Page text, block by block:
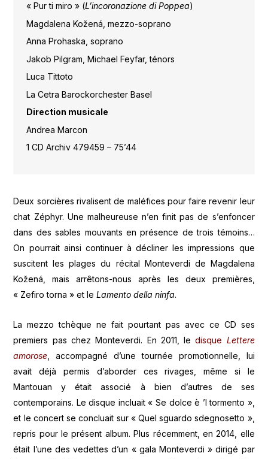
« Pur ti miro » (L’incoronazione di Poppea)
Magdalena Kožená, mezzo-soprano
Anna Prohaska, soprano
Jakob Pilgram, Michael Feyfar, ténors
Luca Tittoto
La Cetra Barockorchester Basel
Direction musicale
Andrea Marcon
1 CD Archiv 479459 – 75’44
Deux sorcières rivalisent de maléfices pour faire revenir leur
chat Zéphyr. Une malheureuse n’en finit pas de s’enfoncer
dans des sables mouvants en présence de trois témoins…
On pourrait ainsi continuer à décliner les impressions que
suscitent les plages du récital Monteverdi de Magdalena
Kožená, mais arrêtons-nous après les deux premières,
« Zefiro torna » et leLamento della ninfa.
La mezzo tchèque ne fait pourtant pas avec ce CD ses
premiers pas chez Monteverdi. En 2011, ledisque Lettere
amorose, accompagné d’une tournée promotionnelle, lui
avait déjà permis d’aborder ces rivages, même si le
Mantouan y était associé à bien d’autres de ses
contemporains. Le disque incluait « Se dolce è ’l tormento »,
et le concert se concluait sur « Quel sguardo sdegnosetto »,
repris pour le présent album. Plus récemment, en 2014, elle
était l’une des vedettes d’un « gala Monteverdi » dirigé par